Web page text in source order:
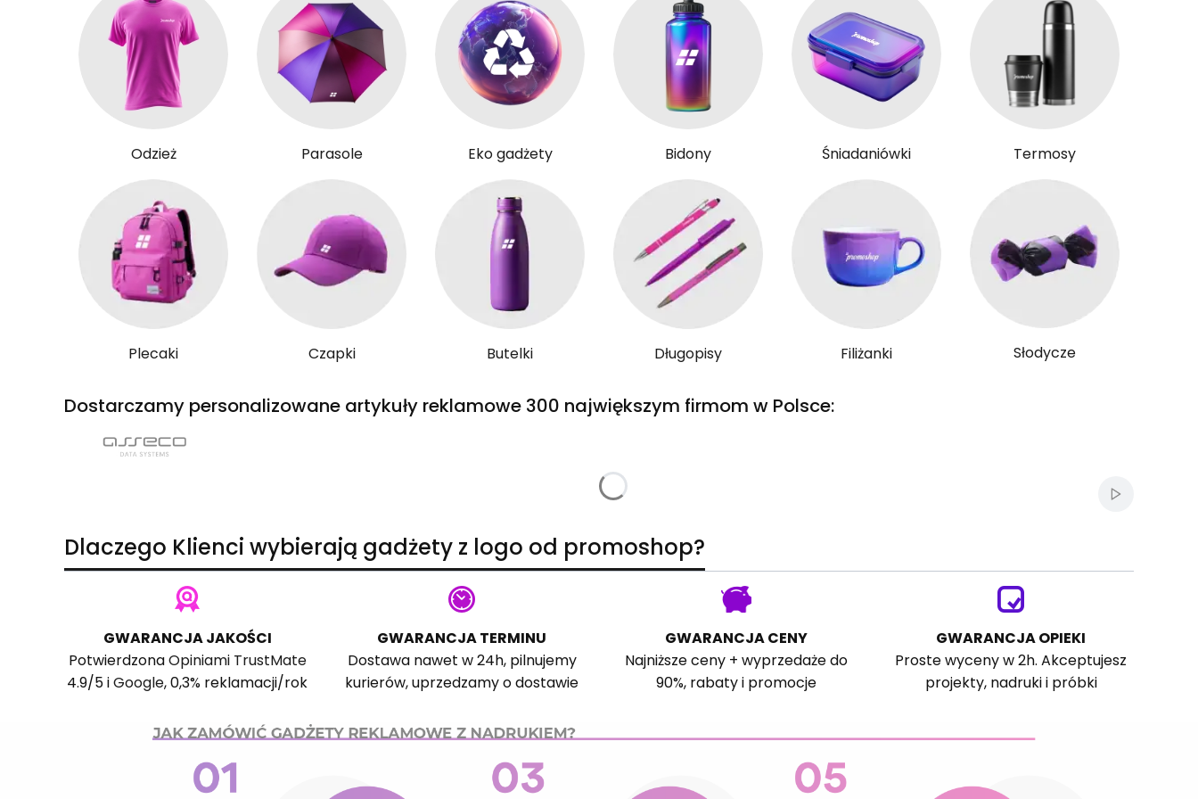
Odzież Parasole Eko gadżety Bidony Śniadaniówki Termosy
Plecaki Czapki Butelki Długopisy Filiżanki Słodycze
Dostarczamy personalizowane artykuły reklamowe 300 największym firmom w Polsce:
Włącz
Dlaczego Klienci wybierają gadżety z logo od promoshop?
GWARANCJA JAKOŚCI
PotwierdzonaOpiniami TrustMate
4.9/5 iGoogle, 0,3% reklamacji/rok
GWARANCJA TERMINU
Dostawa nawet w 24h, pilnujemy
kurierów, uprzedzamy o dostawie
GWARANCJA CENY
Najniższe ceny + wyprzedaże do
90%, rabaty i promocje
GWARANCJA OPIEKI
Proste wyceny w 2h. Akceptujesz
projekty, nadruki i próbki